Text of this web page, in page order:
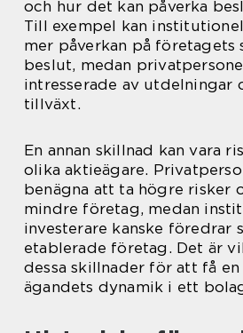
och hur det kan påverka
Till exempel kan
mer påverkan på företagets
beslut, medan
intresserade av utdelningar
tillväxt.
En annan skillnad kan vara
olika aktieägare.
benägna att ta högre risker
mindre företag, medan
investerare kanske föredrar
etablerade företag. Det är
dessa skillnader för att få
ägandets dynamik i ett